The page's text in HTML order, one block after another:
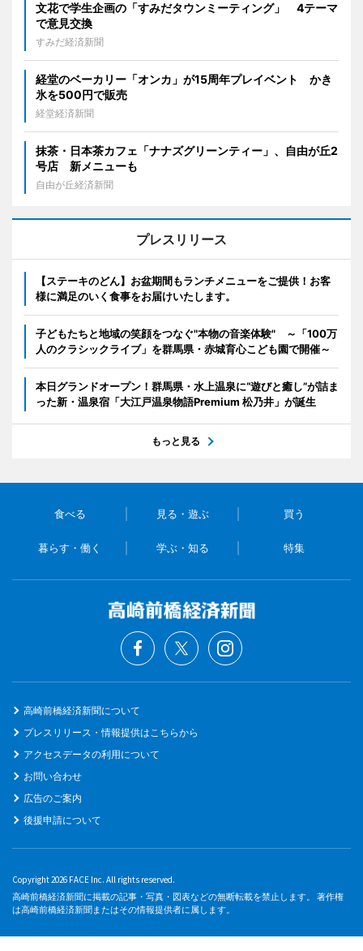
文花で学生企画の「すみだタウンミーティング」 4テーマ
で意見交換
すみだ経済新聞
経堂のベーカリー「オンカ」が15周年プレイベント かき
氷を500円で販売
経堂経済新聞
抹茶・日本茶カフェ「ナナズグリーンティー」、自由が丘2
号店 新メニューも
自由が丘経済新聞
プレスリリース
【ステーキのどん】お盆期間もランチメニューをご提供！お客
様に満足のいく食事をお届けいたします。
子どもたちと地域の笑顔をつなぐ"本物の音楽体験" ～「100万
人のクラシックライブ」を群馬県・赤城育心こども園で開催～
本日グランドオープン！群馬県・水上温泉に“遊びと癒し”が詰ま
った新・温泉宿「大江戸温泉物語Premium 松乃井」が誕生
もっと見る
食べる 見る・遊ぶ 買う
暮らす・働く 学ぶ・知る 特集
高崎前橋経済新聞について
プレスリリース・情報提供はこちらから
アクセスデータの利用について
お問い合わせ
広告のご案内
後援申請について
Copyright 2026 FACE Inc. All rights reserved.
高崎前橋経済新聞に掲載の記事・写真・図表などの無断転載を禁止します。 著作権
は高崎前橋経済新聞またはその情報提供者に属します。